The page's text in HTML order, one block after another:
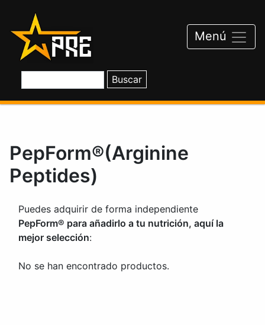
contenido
Menú
PepForm®(Arginine
Peptides)
Puedes adquirir de forma independiente
PepForm® para añadirlo a tu nutrición, aquí la
mejor selección:
No se han encontrado productos.